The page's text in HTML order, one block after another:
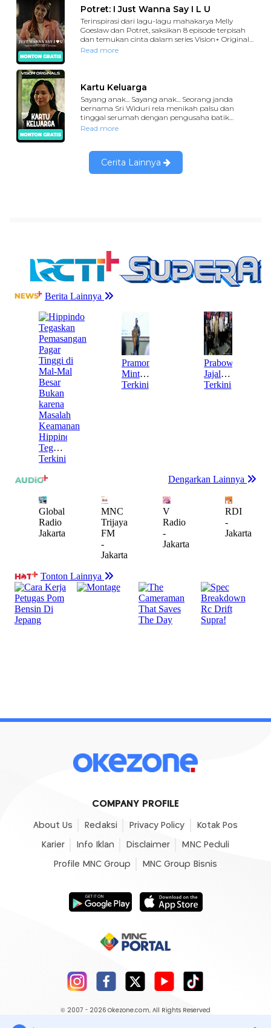
COMPANY PROFILE
About Us Redaksi Privacy Policy Kotak Pos
Karier Info Iklan Disclaimer MNC Peduli
Profile MNC Group MNC Group Bisnis
© 2007 - 2026 Okezone.com, All Rights Reserved